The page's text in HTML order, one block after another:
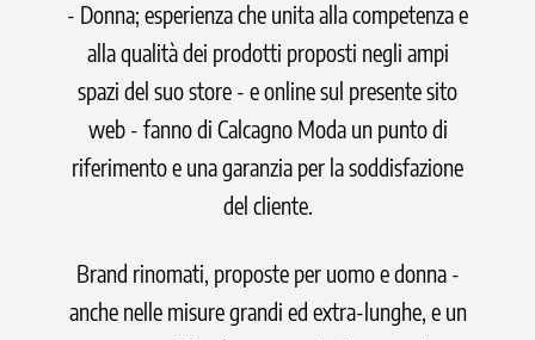
- Donna; esperienza che unita alla competenza e
alla qualità dei prodotti proposti negli ampi
spazi del suo store - e online sul presente sito
web - fanno di Calcagno Moda un punto di
riferimento e una garanzia per la soddisfazione
del cliente.
Brand rinomati, proposte per uomo e donna -
anche nelle misure grandi ed extra-lunghe, e un